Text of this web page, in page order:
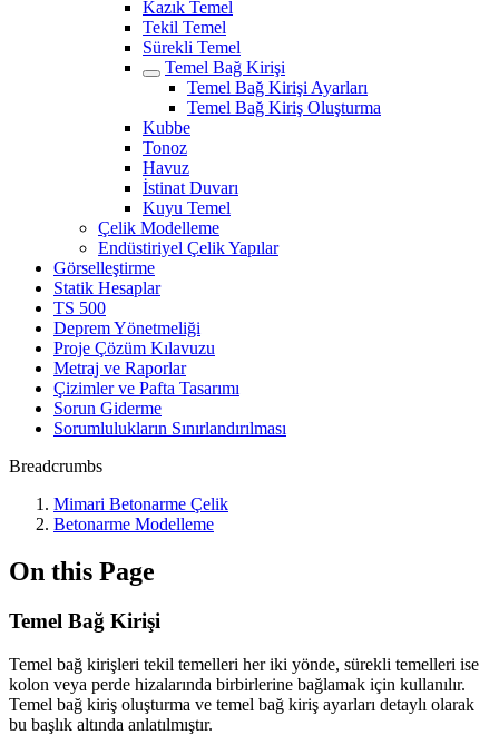
Kazık Temel
Tekil Temel
Sürekli Temel
Temel Bağ Kirişi
Temel Bağ Kirişi Ayarları
Temel Bağ Kiriş Oluşturma
Kubbe
Tonoz
Havuz
İstinat Duvarı
Kuyu Temel
Çelik Modelleme
Endüstiriyel Çelik Yapılar
Görselleştirme
Statik Hesaplar
TS 500
Deprem Yönetmeliği
Proje Çözüm Kılavuzu
Metraj ve Raporlar
Çizimler ve Pafta Tasarımı
Sorun Giderme
Sorumlulukların Sınırlandırılması
Breadcrumbs
Mimari Betonarme Çelik
Betonarme Modelleme
On this Page
Temel Bağ Kirişi
Temel bağ kirişleri tekil temelleri her iki yönde, sürekli temelleri ise
kolon veya perde hizalarında birbirlerine bağlamak için kullanılır.
Temel bağ kiriş oluşturma ve temel bağ kiriş ayarları detaylı olarak
bu başlık altında anlatılmıştır.